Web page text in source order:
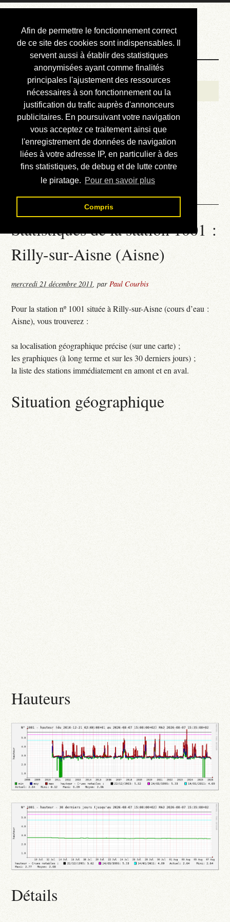
Afin de permettre le fonctionnement correct
de ce site des cookies sont indispensables. Il
servent aussi à établir des statistiques
anonymisées ayant comme finalités
principales l'ajustement des ressources
nécessaires à son fonctionnement ou la
justification du trafic auprès d'annonceurs
publicitaires. En poursuivant votre navigation
vous acceptez ce traitement ainsi que
l'enregistrement de données de navigation
liées à votre adresse IP, en particulier à des
fins statistiques, de debug et de lutte contre
le piratage. Pour en savoir plus
Compris
Courbis, « LE »
Blog Officiel
Bienvenue
Réalisations
Divers (et d’été)
Annonces
Liens externes
Téléchargement
Contact
Statistiques de la station 1001 :
Rilly-sur-Aisne (Aisne)
mercredi 21 décembre 2011,parPaul Courbis
Pour la station nº 1001 située à Rilly-sur-Aisne (cours d’eau :
Aisne), vous trouverez :
sa localisation géographique précise (sur une carte) ;
les graphiques (à long terme et sur les 30 derniers jours) ;
la liste des stations immédiatement en amont et en aval.
Situation géographique
Hauteurs
Détails